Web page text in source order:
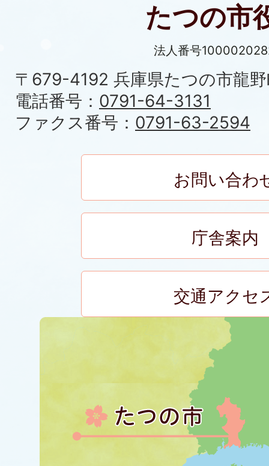
たつの市
法人番号
〒679-4192 兵庫県たつの市龍
電話番号： 0791-64-3131
ファクス番号： 0791-63-2594
お問い合わ
庁舎案内
交通アクセ